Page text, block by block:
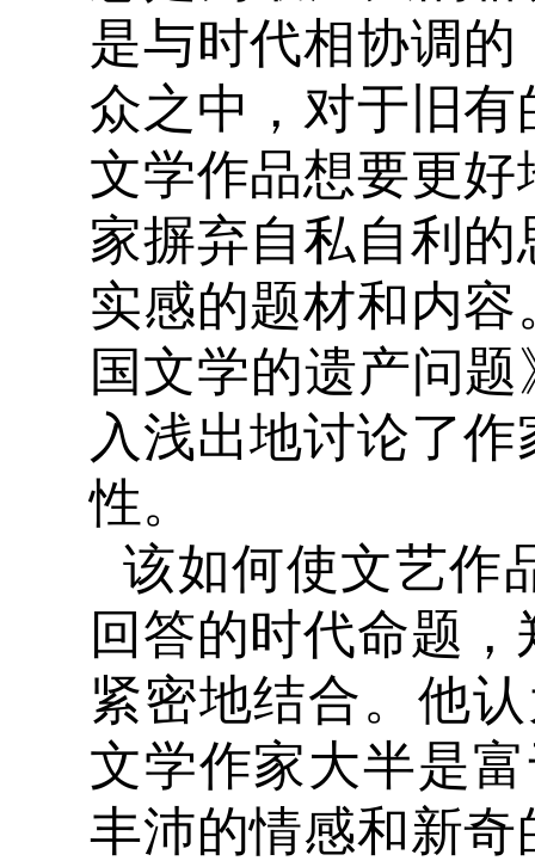
是与时代相协调
众之中，对于旧
文学作品想要更
家摒弃自私自利
实感的题材和内
国文学的遗产问
入浅出地讨论了
性。
该如何使文艺作
回答的时代命题
紧密地结合。他
文学作家大半是
丰沛的情感和新